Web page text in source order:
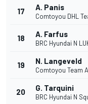
17 A. Panis
Comtoyou DHL
18 A. Farfus
BRC Hyundai N
19 N. Langeveld
Comtoyou Team
20 G. Tarquini
BRC Hyundai N